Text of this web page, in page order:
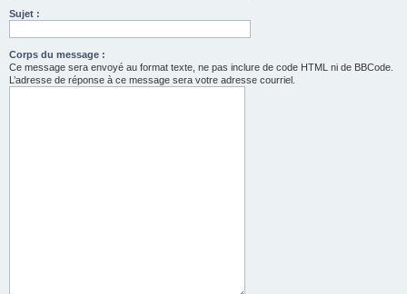
Sujet :
Corps du message :
Ce message sera envoyé au format texte, ne pas inclure de code HTML ni de BBCode.
L’adresse de réponse à ce message sera votre adresse courriel.